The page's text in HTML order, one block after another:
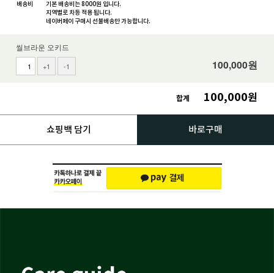
배송비
기본 배송비는 8000원 입니다.
지역별로 차등 적용 됩니다.
네이버페이 구매시 선불배송만 가능합니다.
씰브라운 오키드
+1 -1 100,000원
합계 100,000원
쇼핑백 담기 바로구매